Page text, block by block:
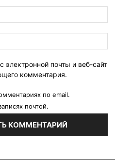
электронной почты и веб-сайт
комментария.
по email.
почтой.